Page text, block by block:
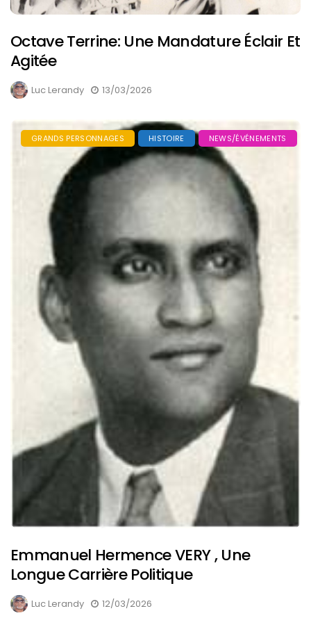
Octave Terrine: Une Mandature Éclair Et
Agitée
Luc Lerandy 13/03/2026
GRANDS PERSONNAGES HISTOIRE NEWS/ÉVÉNEMENTS
Emmanuel Hermence VERY , Une
Longue Carrière Politique
Luc Lerandy 12/03/2026